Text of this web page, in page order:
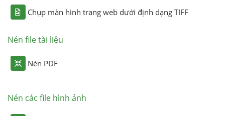
Chụp màn hình trang web dưới định dạng TIFF
Nén file tài liệu
Nén PDF
Nén các file hình ảnh